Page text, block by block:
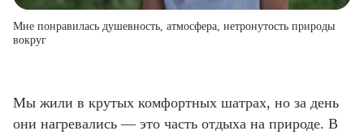
Мне понравилась душевность, атмосфера, нетронутость природы
вокруг
Мы жили в крутых комфортных шатрах, но за день
они нагревались — это часть отдыха на природе. В